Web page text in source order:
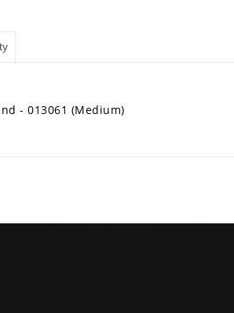
- 013061 (Medium)